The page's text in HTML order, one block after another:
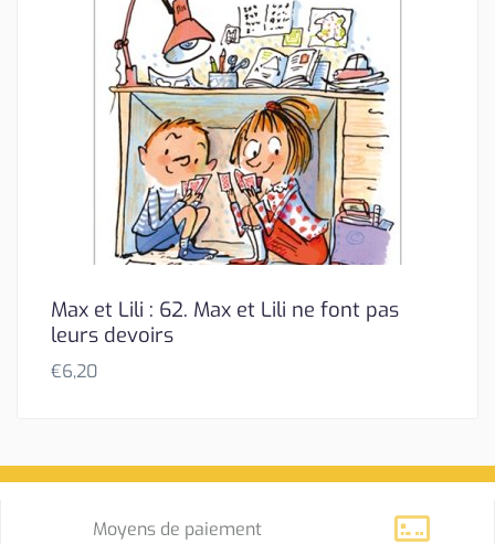
Max et Lili : 62. Max et Lili ne font pas
leurs devoirs
€6,20
Moyens de paiement